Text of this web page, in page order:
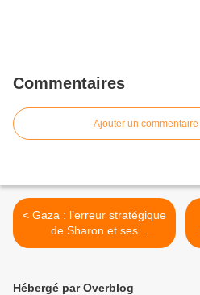
Commentaires
Ajouter un commentaire
< Gaza : l’erreur stratégique
de Sharon et ses
conséquences - Jforum.fr
Hébergé par Overblog